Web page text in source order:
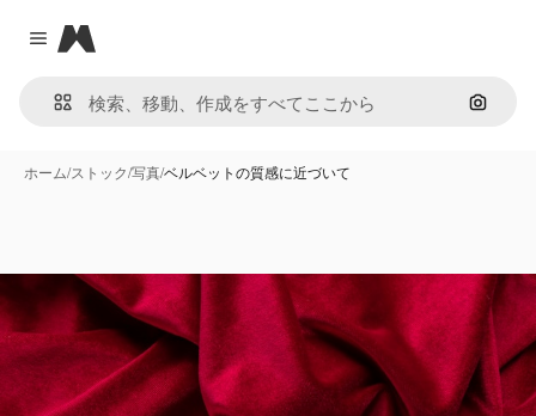
Close menu
Magnific
画像で
ホーム/ストック/写真/ベルベットの質感に近づいて